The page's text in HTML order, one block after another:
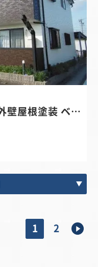
一宮市 玉野 Tアパート 外壁屋根塗装 ベランダ防水リフォーム
1 2